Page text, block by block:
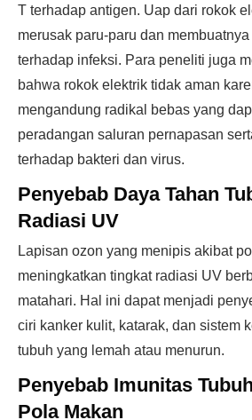
T terhadap antigen. Uap dari rokok
merusak paru-paru dan
terhadap infeksi. Para peneliti juga
bahwa rokok elektrik tidak aman
mengandung radikal bebas yang
peradangan saluran pernapasan
terhadap bakteri dan virus.
Penyebab Daya Tahan
Radiasi UV
Lapisan ozon yang menipis akibat
meningkatkan tingkat radiasi UV
matahari. Hal ini dapat menjadi
ciri kanker kulit, katarak, dan sistem
tubuh yang lemah atau menurun.
Penyebab Imunitas
Pola Makan